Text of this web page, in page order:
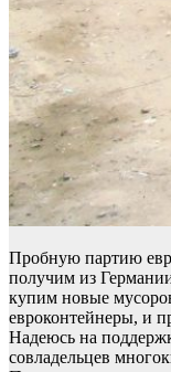
Пробную партию
получим из
купим новые
евроконтейнеры, и
Надеюсь на
совладельцев